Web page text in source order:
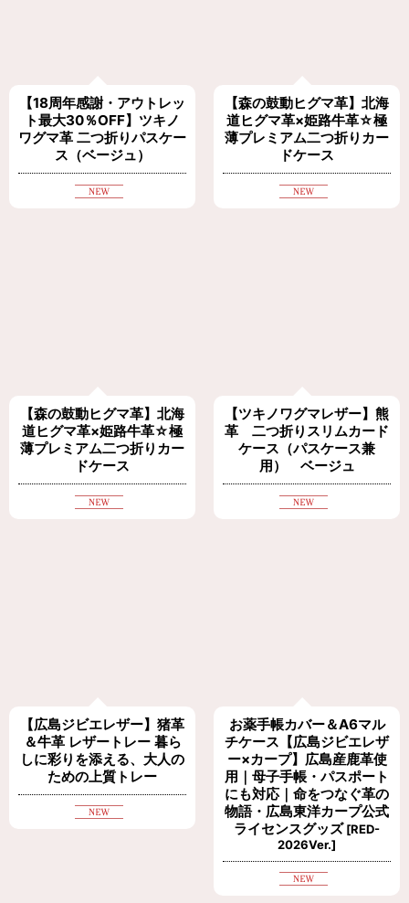
【18周年感謝・アウトレッ
ト最大30％OFF】ツキノ
ワグマ革 二つ折りパスケー
ス（ベージュ）
【森の鼓動ヒグマ革】北海
道ヒグマ革×姫路牛革☆極
薄プレミアム二つ折りカー
ドケース
【森の鼓動ヒグマ革】北海
道ヒグマ革×姫路牛革☆極
薄プレミアム二つ折りカー
ドケース
【ツキノワグマレザー】熊
革 二つ折りスリムカード
ケース（パスケース兼
用） ベージュ
【広島ジビエレザー】猪革
＆牛革 レザートレー 暮ら
しに彩りを添える、大人の
ための上質トレー
お薬手帳カバー＆A6マル
チケース【広島ジビエレザ
ー×カープ】広島産鹿革使
用｜母子手帳・パスポート
にも対応｜命をつなぐ革の
物語・広島東洋カープ公式
ライセンスグッズ [RED-
2026Ver.]